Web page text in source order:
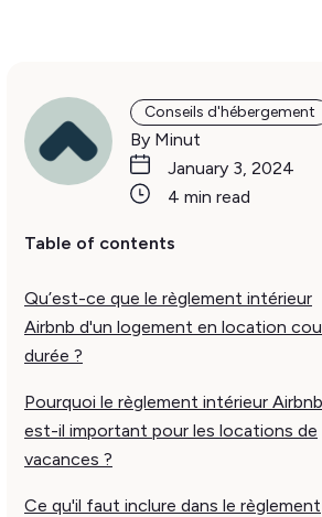
Conseils d'hébergement
By Minut
January 3, 2024
4 min read
Table of contents
Qu’est-ce que le règlement intérieur
Airbnb d'un logement en location
durée ?
Pourquoi le règlement intérieur Airbnb
est-il important pour les locations de
vacances ?
Ce qu'il faut inclure dans le règlement